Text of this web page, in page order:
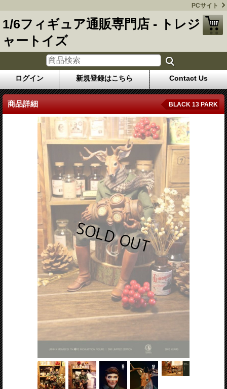
PCサイト
1/6フィギュア通販専門店 - トレジ
ャートイズ
ログイン 新規登録はこちら Contact Us
商品詳細 BLACK 13 PARK